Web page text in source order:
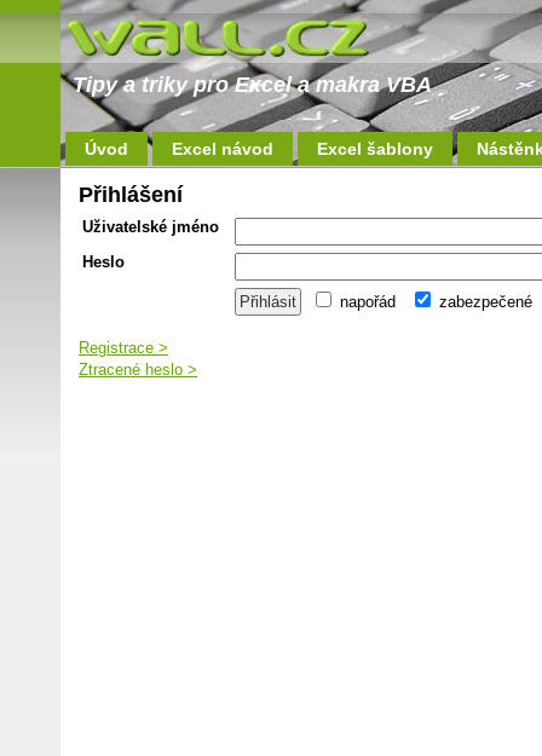
Tipy a triky pro Excel a makra VBA
Úvod Excel návod Excel šablony
Přihlášení
Uživatelské jméno
Heslo
napořád zabezpečené
Registrace >
Ztracené heslo >